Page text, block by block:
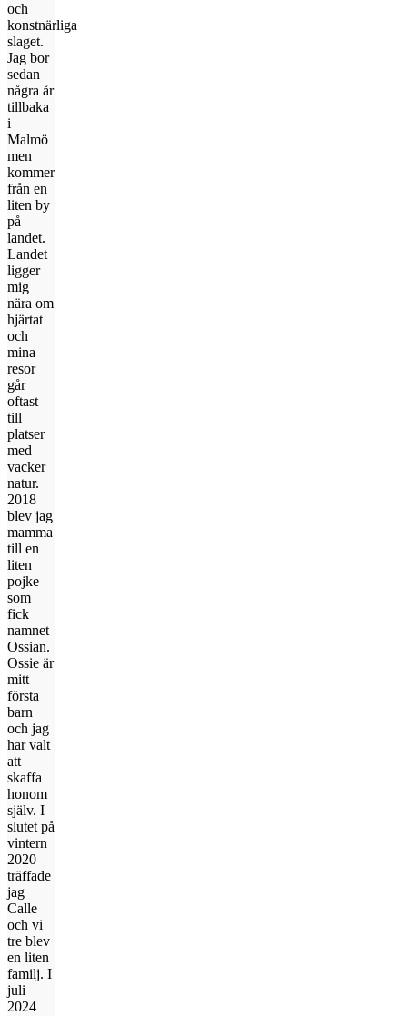
och
konstnärliga
slaget.
Jag bor
sedan
några år
tillbaka
i
Malmö
men
kommer
från en
liten by
på
landet.
Landet
ligger
mig
nära om
hjärtat
och
mina
resor
går
oftast
till
platser
med
vacker
natur.
2018
blev jag
mamma
till en
liten
pojke
som
fick
namnet
Ossian.
Ossie är
mitt
första
barn
och jag
har valt
att
skaffa
honom
själv. I
slutet på
vintern
2020
träffade
jag
Calle
och vi
tre blev
en liten
familj. I
juli
2024